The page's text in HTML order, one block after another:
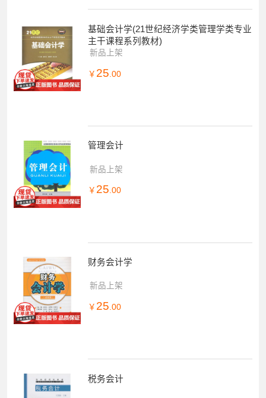
基础会计学(21世纪经济学类管理学类专业
主干课程系列教材)
新品上架
￥ 25 .00
管理会计
新品上架
￥ 25.00
财务会计学
新品上架
￥ 25.00
税务会计